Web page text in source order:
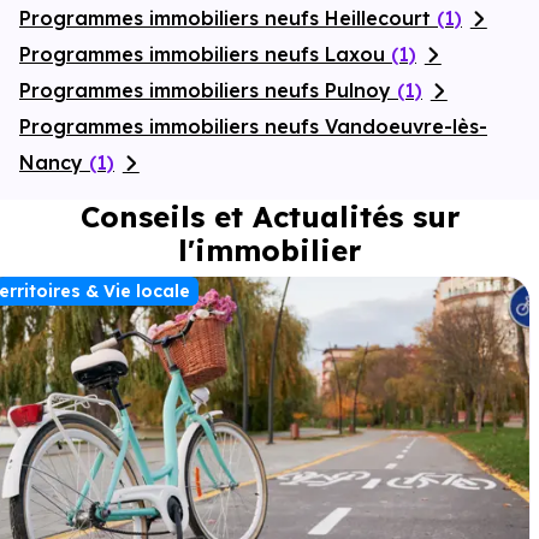
Programmes immobiliers neufs Heillecourt (1)
Programmes immobiliers neufs Laxou (1)
Programmes immobiliers neufs Pulnoy (1)
Programmes immobiliers neufs Vandoeuvre-lès-
Nancy (1)
Conseils et Actualités sur
l'immobilier
& Vie locale